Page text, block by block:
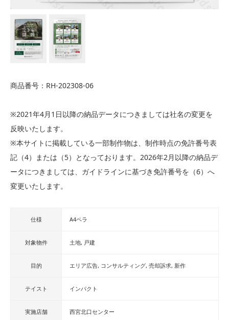
商品番号：RH-202308-06
※2021年4月1日以降の納品データにつきましては社名の変更を
反映いたします。
※本サイトに掲載している一部制作物は、制作時点の免許番号表
記（4）または（5）となっております。2026年2月以降の納品デ
ータにつきましては、ガイドラインに基づき免許番号を（6）へ
変更いたします。
仕様 A4ペラ
対象物件 土地 戸建
目的 エリア広告 コンサルティング 売却訴求 新作
テイスト インパクト
実施店舗 西宮北口センター